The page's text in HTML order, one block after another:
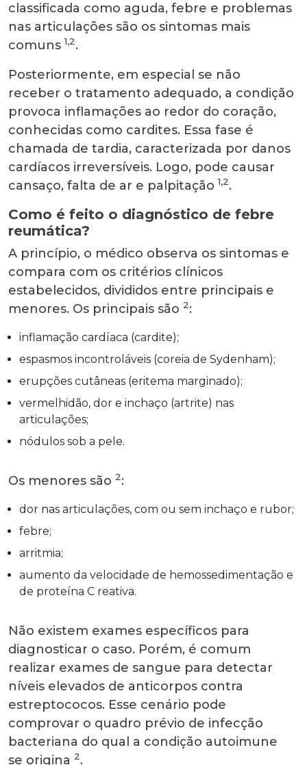
classificada como aguda, febre e problemas
nas articulações são os sintomas mais
comuns 1,2.
Posteriormente, em especial se não
receber o tratamento adequado, a condição
provoca inflamações ao redor do coração,
conhecidas como cardites. Essa fase é
chamada de tardia, caracterizada por danos
cardíacos irreversíveis. Logo, pode causar
cansaço, falta de ar e palpitação 1,2.
Como é feito o diagnóstico de febre
reumática?
A princípio, o médico observa os sintomas e
compara com os critérios clínicos
estabelecidos, divididos entre principais e
menores. Os principais são 2:
inflamação cardíaca (cardite);
espasmos incontroláveis (coreia de Sydenham);
erupções cutâneas (eritema marginado);
vermelhidão, dor e inchaço (artrite) nas
articulações;
nódulos sob a pele.
Os menores são 2:
dor nas articulações, com ou sem inchaço e rubor;
febre;
arritmia;
aumento da velocidade de hemossedimentação e
de proteína C reativa.
Não existem exames específicos para
diagnosticar o caso. Porém, é comum
realizar exames de sangue para detectar
níveis elevados de anticorpos contra
estreptococos. Esse cenário pode
comprovar o quadro prévio de infecção
bacteriana do qual a condição autoimune
se origina 2.